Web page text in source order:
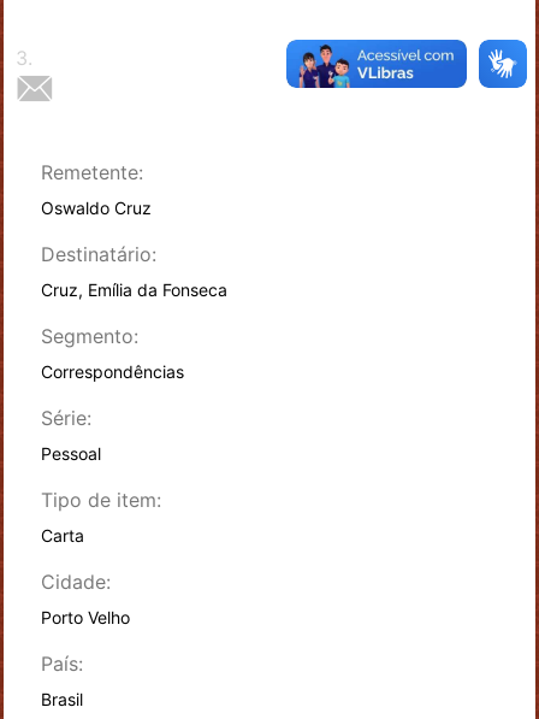
3.
Remetente:
Oswaldo Cruz
Destinatário:
Cruz, Emília da Fonseca
Segmento:
Correspondências
Série:
Pessoal
Tipo de item:
Carta
Cidade:
Porto Velho
País:
Brasil